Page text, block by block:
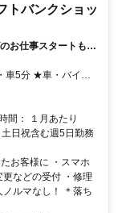
バンクショッ
お仕事スタートも⏰️
＆接客のお仕事♪
間： １月あたり
日祝含む週5日勤務
お客様に ・スマホ
などの受付 ・修理
ルマなし！ ＊落ち